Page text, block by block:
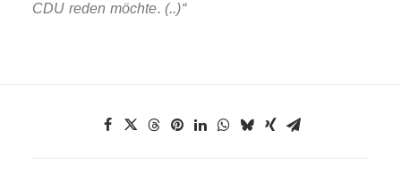
CDU reden möchte. (..)“